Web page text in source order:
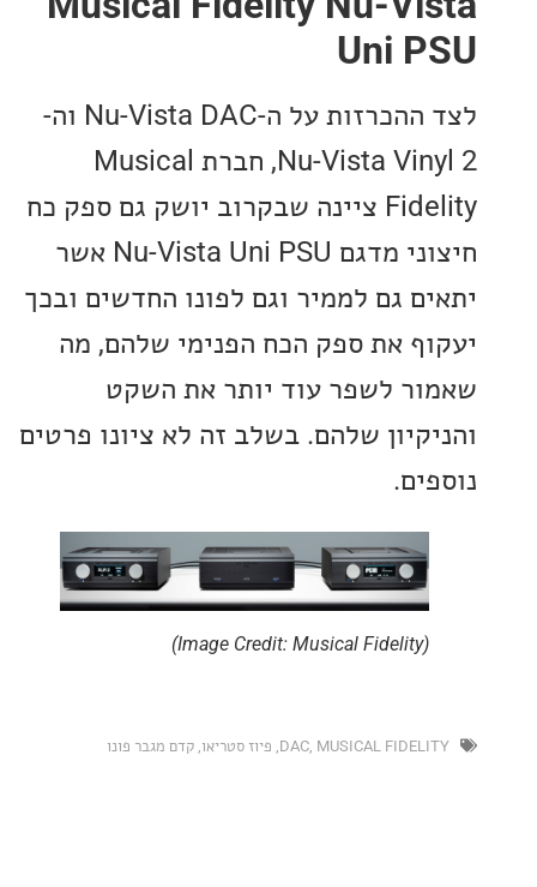
Uni
לצד ההכרזות על ה-Nu-Vista DAC וה-
Nu-Vista Vinyl 2, חברת Musical
Fidelity ציינה שבקרוב יושק גם ספק כח
חיצוני מדגם Nu-Vista Uni PSU אשר
גם לממיר וגם לפונו החדשים ובכך
את ספק הכח הפנימי שלהם, מה
לשפר עוד יותר את השקט
שלהם. בשלב זה לא ציונו פרטים
DAC, MUSICAL
, פיוז סטריאו ,קדם מגבר פונו